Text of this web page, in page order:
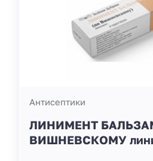
Антисептики
ЛИНИМЕНТ
ВИШНЕВСКОМУ